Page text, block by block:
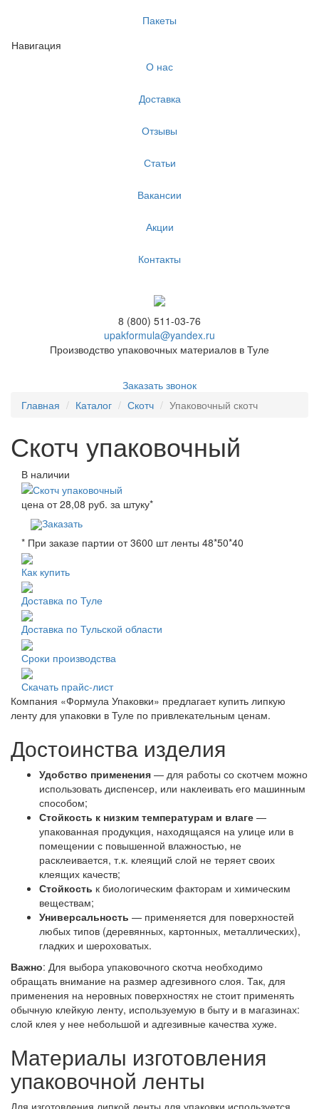
Пакеты
Навигация
О нас
Доставка
Отзывы
Статьи
Вакансии
Акции
Контакты
8 (800) 511-03-76
upakformula@yandex.ru
Производство упаковочных материалов в Туле
Заказать звонок
Главная
Каталог Скотч Упаковочный скотч
Скотч упаковочный
В наличии
цена от28,08 руб. за штуку*
Заказать
* При заказе партии от 3600 шт ленты 48*50*40
Как купить
Доставка по Туле
Доставка по Тульской области
Сроки производства
Скачать прайс-лист
Компания «Формула Упаковки» предлагает купить липкую
ленту для упаковки в Туле по привлекательным ценам.
Достоинства изделия
Удобство применения — для работы со скотчем можно
использовать диспенсер, или наклеивать его машинным
способом;
Стойкость к низким температурам и влаге —
упакованная продукция, находящаяся на улице или в
помещении с повышенной влажностью, не
расклеивается, т.к. клеящий слой не теряет своих
клеящих качеств;
Стойкость к биологическим факторам и химическим
веществам;
Универсальность — применяется для поверхностей
любых типов (деревянных, картонных, металлических),
гладких и шероховатых.
Важно: Для выбора упаковочного скотча необходимо
обращать внимание на размер адгезивного слоя. Так, для
применения на неровных поверхностях не стоит применять
обычную клейкую ленту, используемую в быту и в магазинах:
слой клея у нее небольшой и адгезивные качества хуже.
Материалы изготовления
упаковочной ленты
Для изготовления липкой ленты для упаковки используется